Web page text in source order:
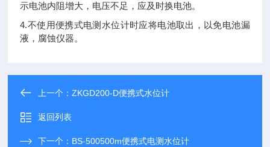
示电池内阻增大，电压不足，应及时换电池。
4.不使用便携式电测水位计时应将电池取出，以免电池漏
液，腐蚀仪器。
上一个：ZKGD200-D便携式水位计
返回列表
下一个： BS-500500m便携式电测水位计